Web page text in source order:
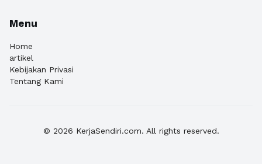
Menu
Home
artikel
Kebijakan Privasi
Tentang Kami
© 2026 KerjaSendiri.com. All rights reserved.